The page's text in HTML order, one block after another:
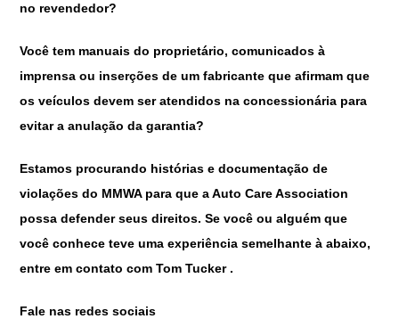
no revendedor?
Você tem manuais do proprietário, comunicados à
imprensa ou inserções de um fabricante que afirmam que
os veículos devem ser atendidos na concessionária para
evitar a anulação da garantia?
Estamos procurando histórias e documentação de
violações do MMWA para que a Auto Care Association
possa defender seus direitos. Se você ou alguém que
você conhece teve uma experiência semelhante à abaixo,
entre em contato com Tom Tucker .
Fale nas redes sociais